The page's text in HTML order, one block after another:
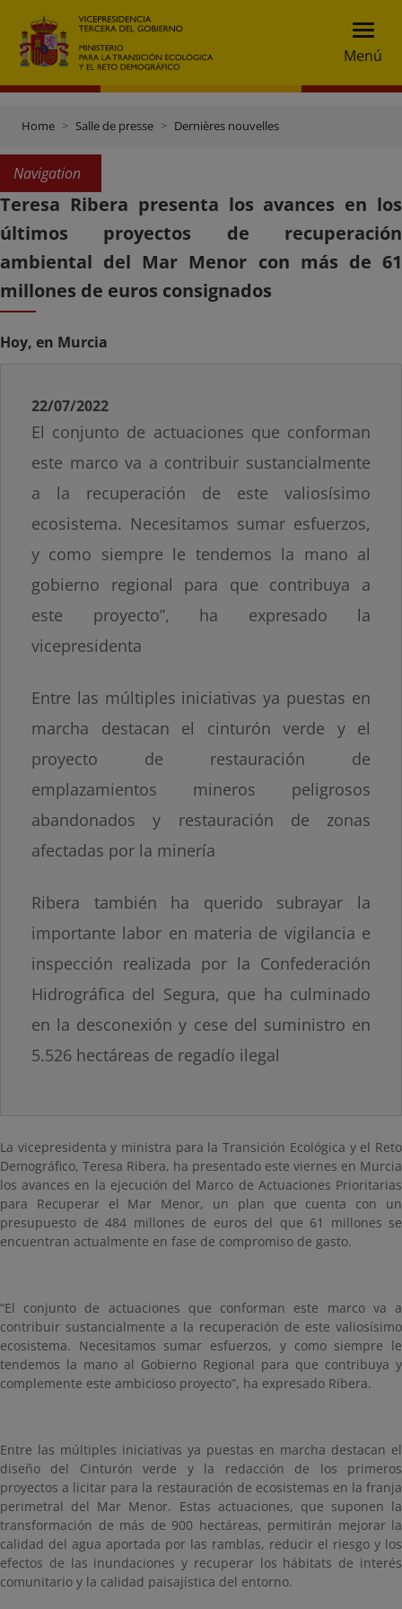
Menú
Home Salle de presse Dernières nouvelles
Navigation
Teresa Ribera presenta los avances en los
últimos proyectos de recuperación
ambiental del Mar Menor con más de 61
millones de euros consignados
Hoy, en Murcia
22/07/2022
El conjunto de actuaciones que conforman
este marco va a contribuir sustancialmente
a la recuperación de este valiosísimo
ecosistema. Necesitamos sumar esfuerzos,
y como siempre le tendemos la mano al
gobierno regional para que contribuya a
este proyecto”, ha expresado la
vicepresidenta
Entre las múltiples iniciativas ya puestas en
marcha destacan el cinturón verde y el
proyecto de restauración de
emplazamientos mineros peligrosos
abandonados y restauración de zonas
afectadas por la minería
Ribera también ha querido subrayar la
importante labor en materia de vigilancia e
inspección realizada por la Confederación
Hidrográfica del Segura, que ha culminado
en la desconexión y cese del suministro en
5.526 hectáreas de regadío ilegal
La vicepresidenta y ministra para la Transición Ecológica y el Reto
Demográfico, Teresa Ribera, ha presentado este viernes en Murcia
los avances en la ejecución del Marco de Actuaciones Prioritarias
para Recuperar el Mar Menor, un plan que cuenta con un
presupuesto de 484 millones de euros del que 61 millones se
encuentran actualmente en fase de compromiso de gasto.
“El conjunto de actuaciones que conforman este marco va a
contribuir sustancialmente a la recuperación de este valiosísimo
ecosistema. Necesitamos sumar esfuerzos, y como siempre le
tendemos la mano al Gobierno Regional para que contribuya y
complemente este ambicioso proyecto”, ha expresado Ribera.
Entre las múltiples iniciativas ya puestas en marcha destacan el
diseño del Cinturón verde y la redacción de los primeros
proyectos a licitar para la restauración de ecosistemas en la franja
perimetral del Mar Menor. Estas actuaciones, que suponen la
transformación de más de 900 hectáreas, permitirán mejorar la
calidad del agua aportada por las ramblas, reducir el riesgo y los
efectos de las inundaciones y recuperar los hábitats de interés
comunitario y la calidad paisajística del entorno.